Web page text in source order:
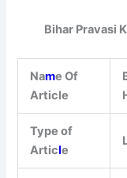
Bihar Pravasi
Name Of
Article
Type of
Article